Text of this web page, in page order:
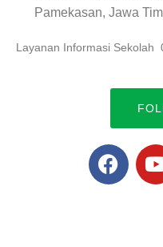
Pamekasan, Jawa
Layanan Informasi Sekolah